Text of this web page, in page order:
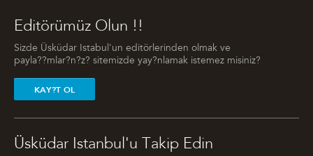
Editörümüz Olun !!
Sizde Üsküdar Istabul'un editörlerinden olmak ve
payla??mlar?n?z? sitemizde yay?nlamak istemez misiniz?
KAY?T OL
Üsküdar Istanbul'u Takip Edin